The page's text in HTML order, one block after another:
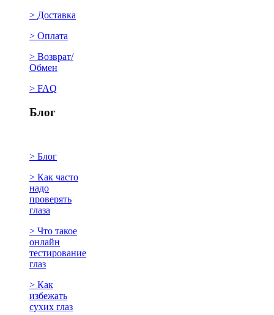
> Доставка
> Оплата
> Возврат/
Обмен
> FAQ
Блог
> Блог
> Как часто
надо
проверять
глаза
> Что такое
онлайн
тестирование
глаз
> Как
избежать
сухих глаз